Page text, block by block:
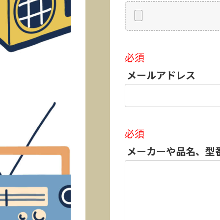
必須
メールアドレス
必須
メーカーや品名、型